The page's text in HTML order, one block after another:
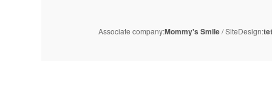
Associate company:Mommy's Smile/ SiteDesign: